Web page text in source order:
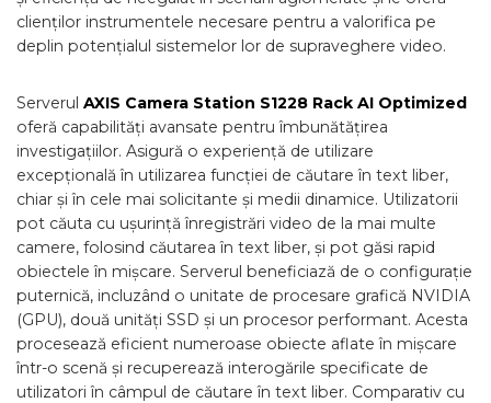
clienților instrumentele necesare pentru a valorifica pe
deplin potențialul sistemelor lor de supraveghere video.
Serverul AXIS Camera Station S1228 Rack AI Optimized
oferă capabilități avansate pentru îmbunătățirea
investigațiilor. Asigură o experiență de utilizare
excepțională în utilizarea funcției de căutare în text liber,
chiar și în cele mai solicitante și medii dinamice. Utilizatorii
pot căuta cu ușurință înregistrări video de la mai multe
camere, folosind căutarea în text liber, și pot găsi rapid
obiectele în mișcare. Serverul beneficiază de o configurație
puternică, incluzând o unitate de procesare grafică NVIDIA
(GPU), două unități SSD și un procesor performant. Acesta
procesează eficient numeroase obiecte aflate în mișcare
într-o scenă și recuperează interogările specificate de
utilizatori în câmpul de căutare în text liber. Comparativ cu